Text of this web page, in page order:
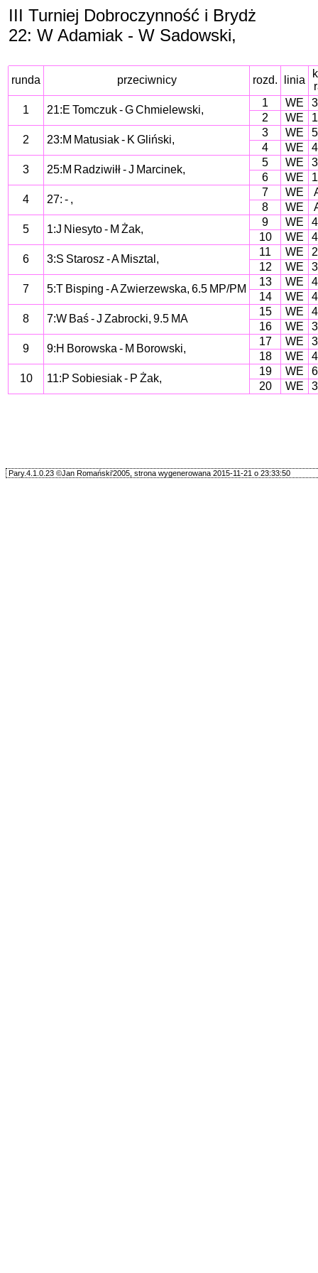
III Turniej Dobroczynność i Brydż
22: W Adamiak - W Sadowski,
runda przeciwnicy rozd. linia
1
21:E Tomczuk - G Chmielewski,
1 WE
3
2
WE
1
2
23:M Matusiak - K Gliński,
3 WE
5
4
WE
4
3
25:M Radziwiłł - J Marcinek,
5 WE
3
6
WE
1
4
27: - ,
7 WE
8
WE
5
1:J Niesyto - M Żak,
9 WE
4
10
WE
4
6
3:S Starosz - A Misztal,
11 WE
2
12
WE
3
7
5:T Bisping - A Zwierzewska, 6.5 MP/PM
13 WE
4
14
WE
4
8
7:W Baś - J Zabrocki, 9.5 MA
15 WE
4
16
WE
3
9
9:H Borowska - M Borowski,
17 WE
3
18
WE
4
10
11:P Sobiesiak - P Żak,
19 WE
6
20
WE 3
Pary.4.1.0.23 ©Jan Romański'2005, strona wygenerowana 2015-11-21 o 23:33:50